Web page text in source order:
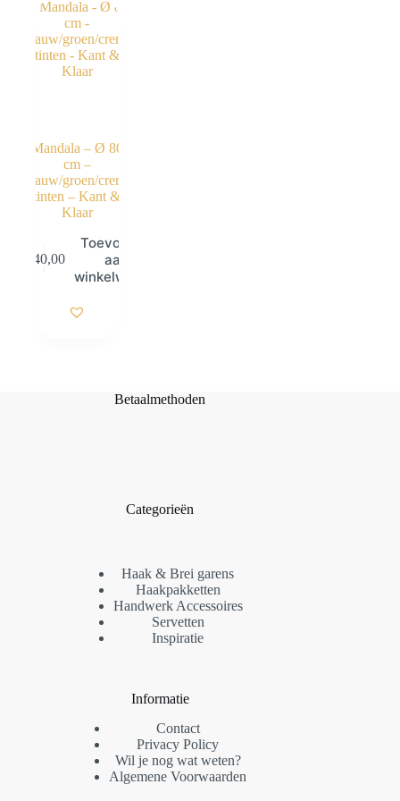
Mandala – Ø 80
cm –
Blauw/groen/creme
tinten – Kant &
Klaar
40,00
Toevoegen
aan
winkelwagen
Betaalmethoden
Categorieën
Haak & Brei garens
Haakpakketten
Handwerk Accessoires
Servetten
Inspiratie
Informatie
Contact
Privacy Policy
Wil je nog wat weten?
Algemene Voorwaarden